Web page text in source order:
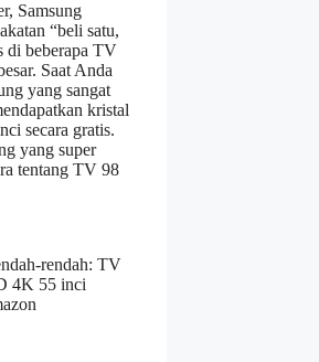
Samsung
“beli satu,
di beberapa TV
Saat Anda
yang sangat
kristal
secara gratis.
yang super
tentang TV 98
rendah: TV
4K 55 inci